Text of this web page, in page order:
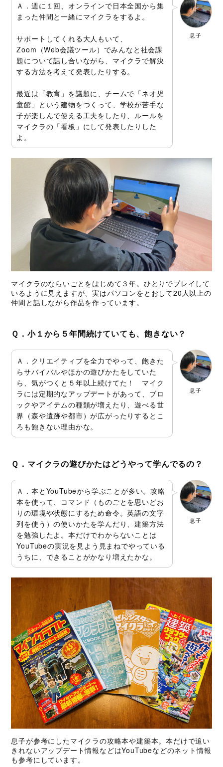
息子
Ａ．週に１回、オンラインで日本全国から集
まった仲間と一緒にマイクラをするよ。
サポートしてくれる大人もいて、
Zoom（Web会議ツール）でみんなと社会課
題について話し合いながら、マイクラで解決
する方法を考えて発表したりする。
最近は「教育」を議題に、チームで「ネオ児
童館」という建物をつくって、学校が苦手な
子が楽しんで使える工夫をしたり、ルールを
マイクラの「看板」にして発表したりした
よ。
マイクラのならいごとをはじめて３年。ひとりでプレイして
いるように見えますが、実はパソコンをとおして20人以上の
仲間と話しながら作品を作っています。
Ｑ．小１から５年間続けていても、飽きない？
息子
Ａ．クリエイティブを全力でやって、飽きた
らサバイバルやほかの遊びかたをしていた
ら、気がつくと５年以上続けてた！ マイク
ラには定期的なアップデートがあって、ブロ
ックやアイテムの種類が増えたり、遊べる世
界（森や遺跡や都市）が広がったりするとこ
ろも飽きない理由かな。
Ｑ．マイクラの遊びかたはどうやって学んでるの？
息子
Ａ．本とYouTubeから学ぶことが多い。攻略
本を使って、コマンド（ものごとを思いどお
りの環境や状態にするため命令。英語の文字
列を使う）の使いかたを学んだり、建築方法
を勉強したよ。本だけでわからないことは
YouTubeの実況を見よう見まねでやっている
うちに、できることがかなり増えたかな。
息子が参考にしたマイクラの攻略本や建築本。本だけで追い
きれないアップデート情報などはYouTubeなどのネット情報
も参考にしています。